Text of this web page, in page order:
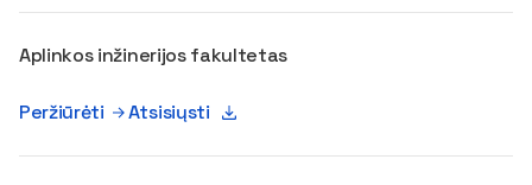
Aplinkos inžinerijos fakultetas
Peržiūrėti Atsisiųsti